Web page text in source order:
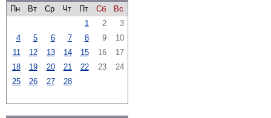
Пн
Вт Ср Чт Пт Сб
Вс
1
2
3
4
5 6 7 8 9
10
11
12 13 14 15 16
17
18
19 20 21 22 23
24
25
26 27 28